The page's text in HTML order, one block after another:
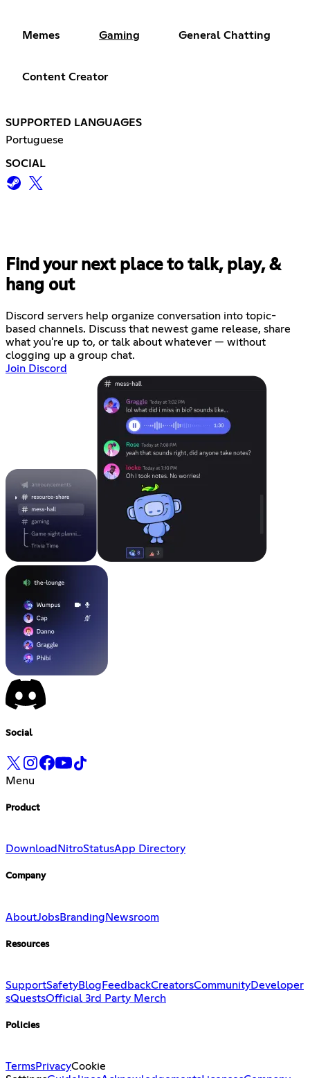
Memes Gaming General Chatting
Content Creator
SUPPORTED LANGUAGES
Portuguese
SOCIAL
Find your next place to talk, play, &
hang out
Discord servers help organize conversation into topic-
based channels. Discuss that newest game release, share
what you're up to, or talk about whatever — without
clogging up a group chat.
Join Discord
Social
Menu
Product
Download NitroStatusApp Directory
Company
AboutJobsBranding Newsroom
Resources
SupportSafetyBlog FeedbackCreatorsCommunityDeveloper
sQuestsOfficial 3rd Party Merch
Policies
TermsPrivacyCookie